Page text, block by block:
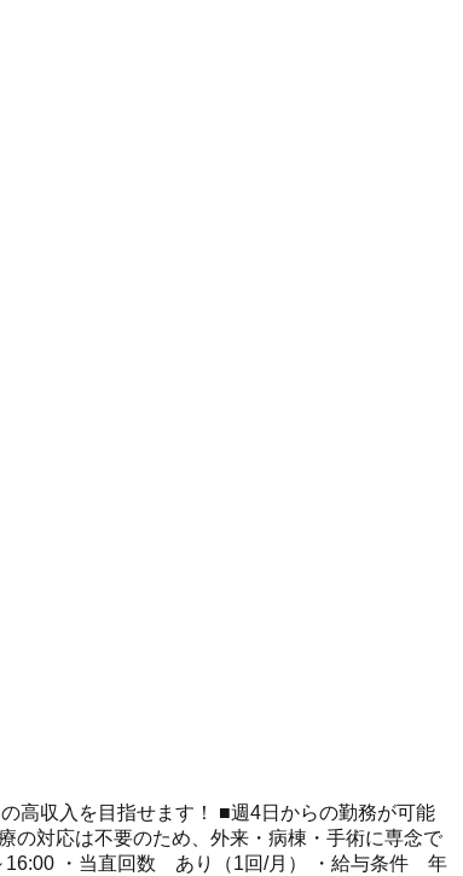
収入を目指せます！ ■週4日からの勤務が可能
の対応は不要のため、外来・病棟・手術に専念で
16:00 ・当直回数 あり（1回/月） ・給与条件 年